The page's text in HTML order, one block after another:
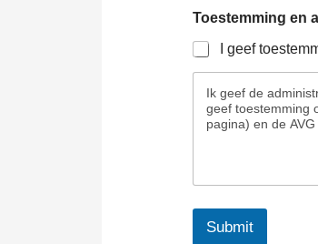
Toestemming en
I geef
Ik geef de
geef toestemming
pagina) en de AVG
Submit